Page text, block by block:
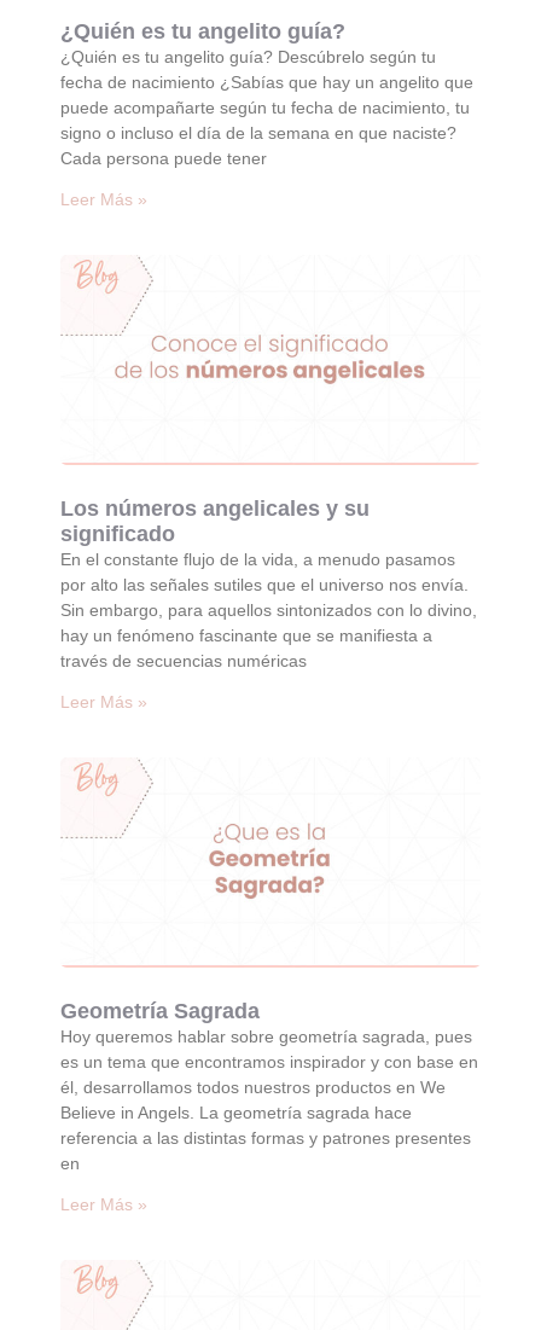
¿Quién es tu angelito guía?
¿Quién es tu angelito guía? Descúbrelo según tu
fecha de nacimiento ¿Sabías que hay un angelito que
puede acompañarte según tu fecha de nacimiento, tu
signo o incluso el día de la semana en que naciste?
Cada persona puede tener
Leer Más »
Los números angelicales y su
significado
En el constante flujo de la vida, a menudo pasamos
por alto las señales sutiles que el universo nos envía.
Sin embargo, para aquellos sintonizados con lo divino,
hay un fenómeno fascinante que se manifiesta a
través de secuencias numéricas
Leer Más »
Geometría Sagrada
Hoy queremos hablar sobre geometría sagrada, pues
es un tema que encontramos inspirador y con base en
él, desarrollamos todos nuestros productos en We
Believe in Angels. La geometría sagrada hace
referencia a las distintas formas y patrones presentes
en
Leer Más »